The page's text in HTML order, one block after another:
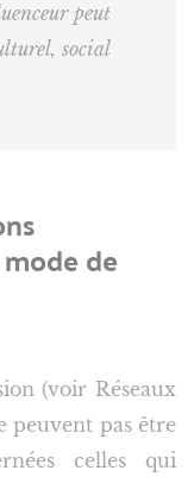
peut
social
de
(voir Réseaux
peuvent pas être
celles qui